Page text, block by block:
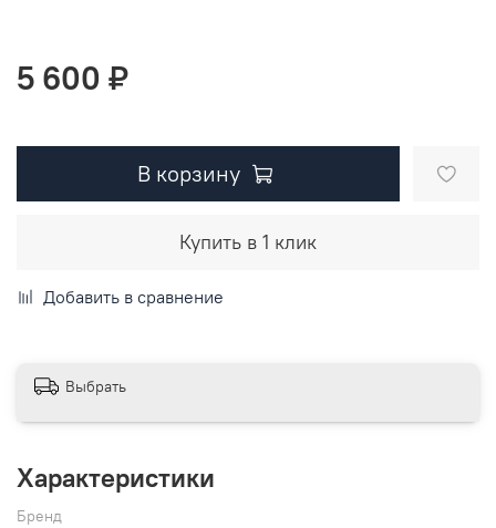
5 600 ₽
В корзину
Купить в 1 клик
Добавить в сравнение
Выбрать
Характеристики
Бренд